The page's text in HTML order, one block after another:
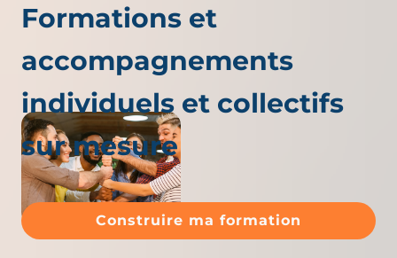
Formations et
accompagnements
individuels et collectifs
sur mesure
Construire ma formation